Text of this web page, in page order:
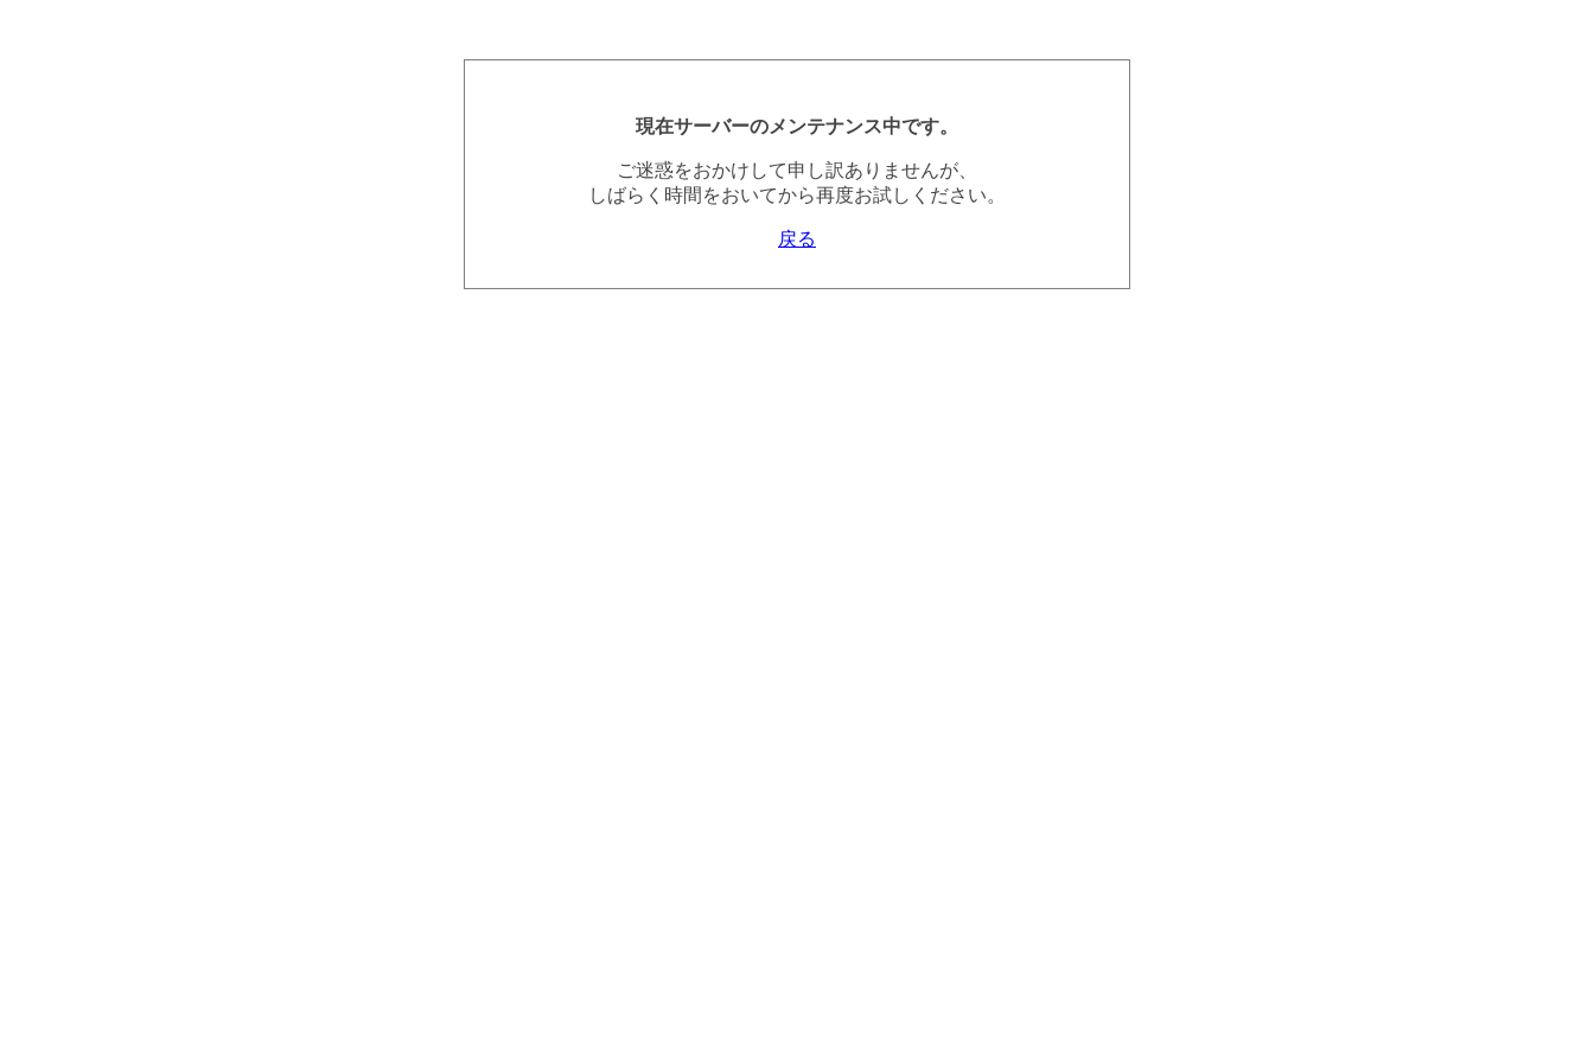
現在サーバーのメンテナンス中です。
ご迷惑をおかけして申し訳ありませんが、
しばらく時間をおいてから再度お試しください。
戻る